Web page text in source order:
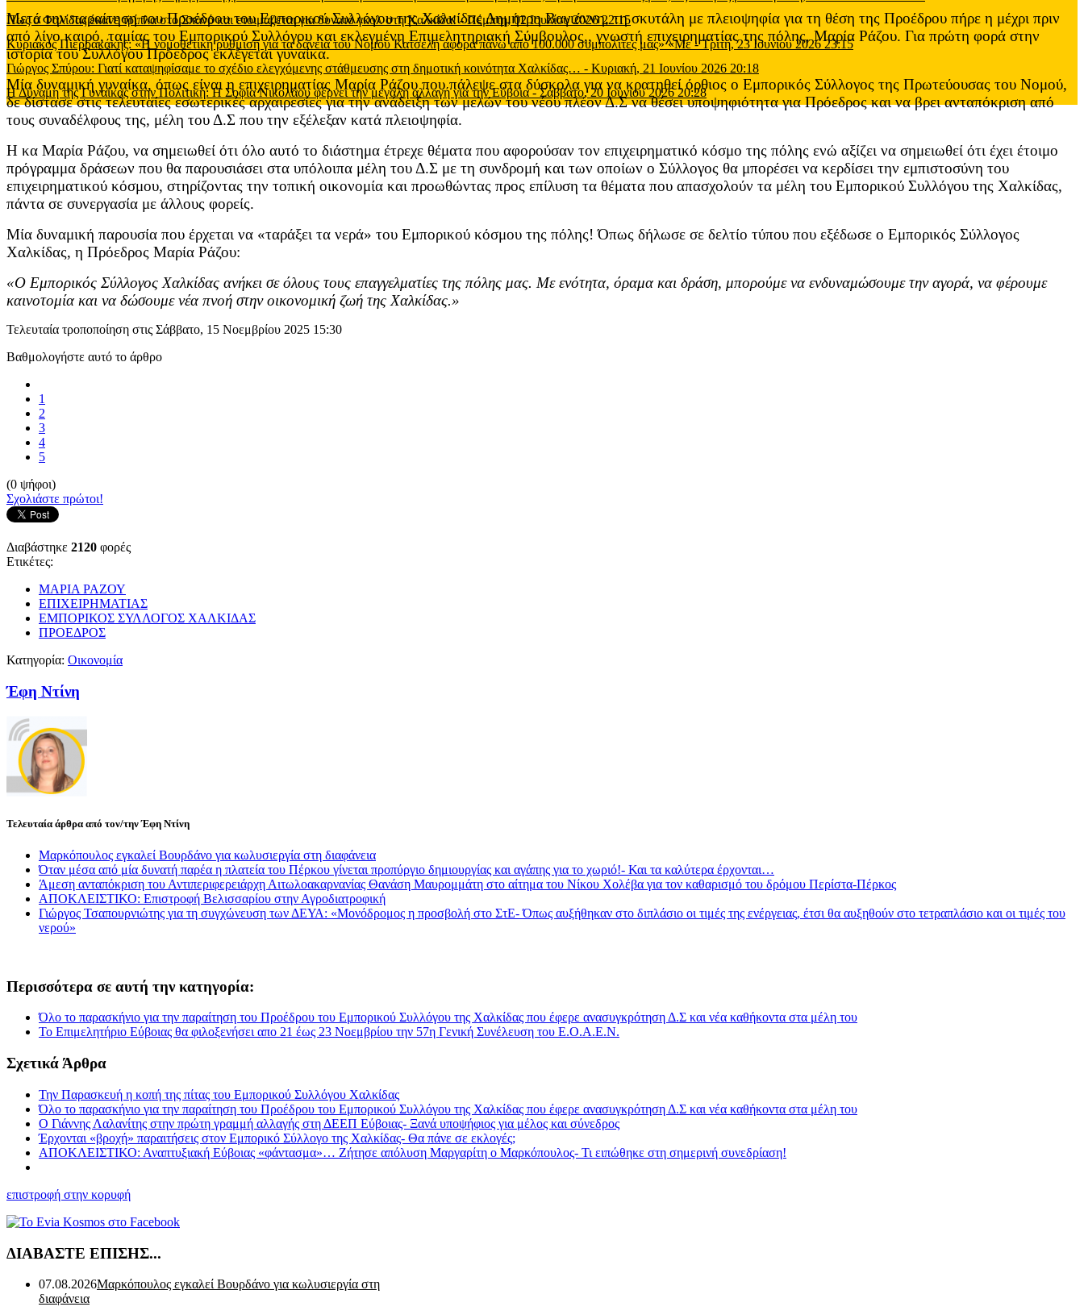
Πως ο Φαλίδας έκανε τρίπλα στο Σπανό και ετοιμάζεται για δυνατό γκολ στη Χαλκίδα!-Πέμπτη, 02 Ιουλίου 2026 22:15
Κυριάκος Πιερρακάκης: «Η νομοθετική ρύθμιση για τα δάνεια του Νόμου Κατσέλη αφορά πάνω από 100.000 συμπολίτες μας» «Με-Τρίτη, 23 Ιουνίου 2026 23:15
Γιώργος Σπύρου: Γιατί καταψηφίσαμε το σχέδιο ελεγχόμενης στάθμευσης στη δημοτική κοινότητα Χαλκίδας… - Κυριακή, 21 Ιουνίου 2026 20:18
Η Δύναμη της Γυναίκας στην Πολιτική: Η Σοφία Νικολάου φέρνει την μεγάλη αλλαγή για την Εύβοια-Σάββατο, 20 Ιουνίου 2026 20:28
Μετά την παραίτηση του Προέδρου του Εμπορικού Συλλόγου της Χαλκίδας Δημήτρη Βαγιάννη, τη σκυτάλη με πλειοψηφία για τη θέση της Προέδρου πήρε η μέχρι πριν
από λίγο καιρό, ταμίας του Εμπορικού Συλλόγου και εκλεγμένη Επιμελητηριακή Σύμβουλος,, γνωστή επιχειρηματίας της πόλης, Μαρία Ράζου. Για πρώτη φορά στην
ιστορία του Συλλόγου Πρόεδρος εκλέγεται γυναίκα.
Μία δυναμική γυναίκα, όπως είναι η επιχειρηματίας Μαρία Ράζου που πάλεψε στα δύσκολα για να κρατηθεί όρθιος ο Εμπορικός Σύλλογος της Πρωτεύουσας του Νομού,
δε δίστασε στις τελευταίες εσωτερικές αρχαιρεσίες για την ανάδειξη των μελών του νέου πλέον Δ.Σ να θέσει υποψηφιότητα για Πρόεδρος και να βρει ανταπόκριση από
τους συναδέλφους της, μέλη του Δ.Σ που την εξέλεξαν κατά πλειοψηφία.
Η κα Μαρία Ράζου, να σημειωθεί ότι όλο αυτό το διάστημα έτρεχε θέματα που αφορούσαν τον επιχειρηματικό κόσμο της πόλης ενώ αξίζει να σημειωθεί ότι έχει έτοιμο
πρόγραμμα δράσεων που θα παρουσιάσει στα υπόλοιπα μέλη του Δ.Σ με τη συνδρομή και των οποίων ο Σύλλογος θα μπορέσει να κερδίσει την εμπιστοσύνη του
επιχειρηματικού κόσμου, στηρίζοντας την τοπική οικονομία και προωθώντας προς επίλυση τα θέματα που απασχολούν τα μέλη του Εμπορικού Συλλόγου της Χαλκίδας,
πάντα σε συνεργασία με άλλους φορείς.
Μία δυναμική παρουσία που έρχεται να «ταράξει τα νερά» του Εμπορικού κόσμου της πόλης! Όπως δήλωσε σε δελτίο τύπου που εξέδωσε ο Εμπορικός Σύλλογος
Χαλκίδας, η Πρόεδρος Μαρία Ράζου:
«Ο Εμπορικός Σύλλογος Χαλκίδας ανήκει σε όλους τους επαγγελματίες της πόλης μας. Με ενότητα, όραμα και δράση, μπορούμε να ενδυναμώσουμε την αγορά, να φέρουμε
καινοτομία και να δώσουμε νέα πνοή στην οικονομική ζωή της Χαλκίδας.»
Τελευταία τροποποίηση στις Σάββατο, 15 Νοεμβρίου 2025 15:30
Βαθμολογήστε αυτό το άρθρο
1
2
3
4
5
(0 ψήφοι)
Σχολιάστε πρώτοι!
Διαβάστηκε 2120 φορές
Ετικέτες:
ΜΑΡΙΑ ΡΑΖΟΥ
ΕΠΙΧΕΙΡΗΜΑΤΙΑΣ
ΕΜΠΟΡΙΚΟΣ ΣΥΛΛΟΓΟΣ ΧΑΛΚΙΔΑΣ
ΠΡΟΕΔΡΟΣ
Κατηγορία: Οικονομία
Έφη Ντίνη
Τελευταία άρθρα από τον/την Έφη Ντίνη
Μαρκόπουλος εγκαλεί Βουρδάνο για κωλυσιεργία στη διαφάνεια
Όταν μέσα από μία δυνατή παρέα η πλατεία του Πέρκου γίνεται προπύργιο δημιουργίας και αγάπης για το χωριό!- Και τα καλύτερα έρχονται…
Άμεση ανταπόκριση του Αντιπεριφερειάρχη Αιτωλοακαρνανίας Θανάση Μαυρομμάτη στο αίτημα του Νίκου Χολέβα για τον καθαρισμό του δρόμου Περίστα-Πέρκος
ΑΠΟΚΛΕΙΣΤΙΚΟ: Επιστροφή Βελισσαρίου στην Αγροδιατροφική
Γιώργος Τσαπουρνιώτης για τη συγχώνευση των ΔΕΥΑ: «Μονόδρομος η προσβολή στο ΣτΕ- Όπως αυξήθηκαν στο διπλάσιο οι τιμές της ενέργειας, έτσι θα αυξηθούν στο τετραπλάσιο και οι τιμές του
νερού»
Περισσότερα σε αυτή την κατηγορία:
Όλο το παρασκήνιο για την παραίτηση του Προέδρου του Εμπορικού Συλλόγου της Χαλκίδας που έφερε ανασυγκρότηση Δ.Σ και νέα καθήκοντα στα μέλη του
Το Επιμελητήριο Εύβοιας θα φιλοξενήσει απο 21 έως 23 Νοεμβρίου την 57η Γενική Συνέλευση του Ε.Ο.Α.Ε.Ν.
Σχετικά Άρθρα
Την Παρασκευή η κοπή της πίτας του Εμπορικού Συλλόγου Χαλκίδας
Όλο το παρασκήνιο για την παραίτηση του Προέδρου του Εμπορικού Συλλόγου της Χαλκίδας που έφερε ανασυγκρότηση Δ.Σ και νέα καθήκοντα στα μέλη του
Ο Γιάννης Λαλανίτης στην πρώτη γραμμή αλλαγής στη ΔΕΕΠ Εύβοιας- Ξανά υποψήφιος για μέλος και σύνεδρος
Έρχονται «βροχή» παραιτήσεις στον Εμπορικό Σύλλογο της Χαλκίδας- Θα πάνε σε εκλογές;
ΑΠΟΚΛΕΙΣΤΙΚΟ: Αναπτυξιακή Εύβοιας «φάντασμα»… Ζήτησε απόλυση Μαργαρίτη ο Μαρκόπουλος- Τι ειπώθηκε στη σημερινή συνεδρίαση!
επιστροφή στην κορυφή
ΔΙΑΒΑΣΤΕ ΕΠΙΣΗΣ...
07.08.2026Μαρκόπουλος εγκαλεί Βουρδάνο για κωλυσιεργία στη
διαφάνεια